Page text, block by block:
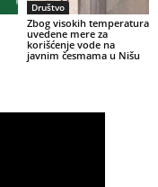
Društvo
Zbog visokih temperatura
uvedene mere za
korišćenje vode na
javnim česmama u Nišu